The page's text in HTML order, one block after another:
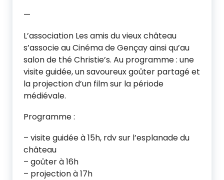
—
L’association Les amis du vieux château
s’associe au Cinéma de Gençay ainsi qu’au
salon de thé Christie’s. Au programme : une
visite guidée, un savoureux goûter partagé et
la projection d’un film sur la période
médiévale.
Programme :
– visite guidée à 15h, rdv sur l’esplanade du
château
– goûter à 16h
– projection à 17h